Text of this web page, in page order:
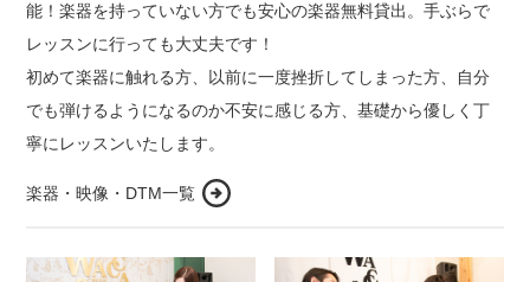
能！楽器を持っていない方でも安心の楽器無料貸出。手ぶらで
レッスンに行っても大丈夫です！
初めて楽器に触れる方、以前に一度挫折してしまった方、自分
でも弾けるようになるのか不安に感じる方、基礎から優しく丁
寧にレッスンいたします。
楽器・映像・DTM一覧